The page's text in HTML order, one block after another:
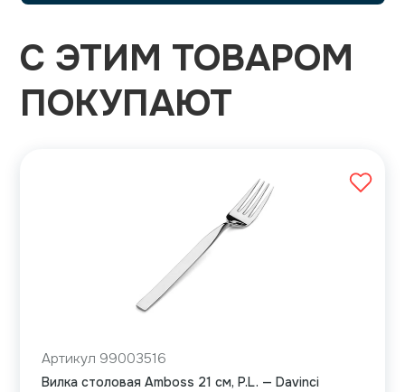
С ЭТИМ ТОВАРОМ
ПОКУПАЮТ
Артикул 99003516
Вилка столовая Amboss 21 см, P.L. — Davinci